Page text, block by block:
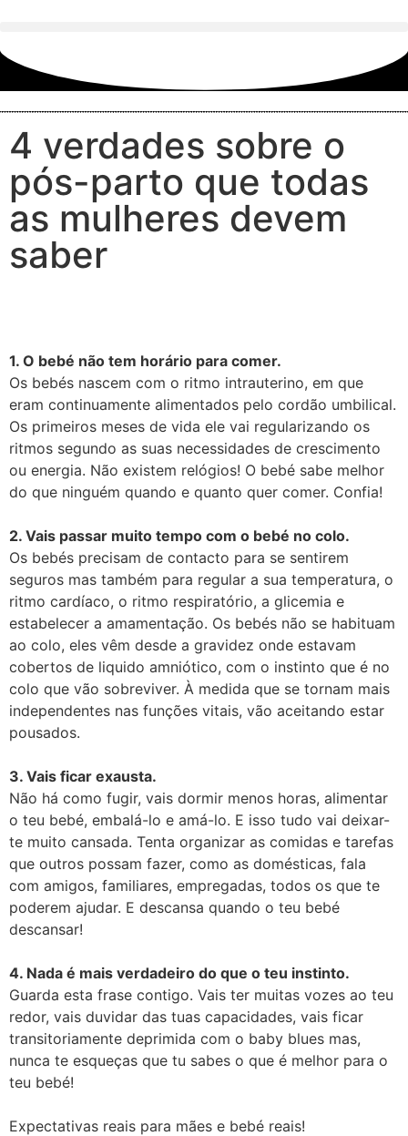
4 verdades sobre o
pós-parto que todas
as mulheres devem
saber
1. O bebé não tem horário para comer.⠀
Os bebés nascem com o ritmo intrauterino, em que
eram continuamente alimentados pelo cordão umbilical.
Os primeiros meses de vida ele vai regularizando os
ritmos segundo as suas necessidades de crescimento
ou energia. Não existem relógios! O bebé sabe melhor
do que ninguém quando e quanto quer comer. Confia!⠀
2. Vais passar muito tempo com o bebé no colo.
Os bebés precisam de contacto para se sentirem
seguros mas também para regular a sua temperatura, o
ritmo cardíaco, o ritmo respiratório, a glicemia e
estabelecer a amamentação. Os bebés não se habituam
ao colo, eles vêm desde a gravidez onde estavam
cobertos de liquido amniótico, com o instinto que é no
colo que vão sobreviver. À medida que se tornam mais
independentes nas funções vitais, vão aceitando estar
pousados.⠀
3. Vais ficar exausta.
Não há como fugir, vais dormir menos horas, alimentar
o teu bebé, embalá-lo e amá-lo. E isso tudo vai deixar-
te muito cansada. Tenta organizar as comidas e tarefas
que outros possam fazer, como as domésticas, fala
com amigos, familiares, empregadas, todos os que te
poderem ajudar. E descansa quando o teu bebé
descansar!⠀
4. Nada é mais verdadeiro do que o teu instinto.⠀
Guarda esta frase contigo. Vais ter muitas vozes ao teu
redor, vais duvidar das tuas capacidades, vais ficar
transitoriamente deprimida com o baby blues mas,
nunca te esqueças que tu sabes o que é melhor para o
teu bebé!
Expectativas reais para mães e bebé reais! ⠀